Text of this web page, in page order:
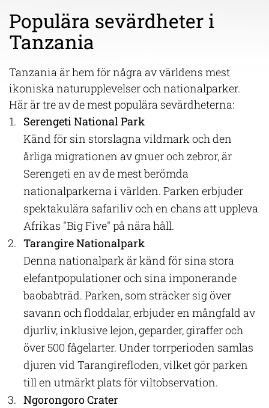
Populära sevärdheter i
Tanzania
Tanzania är hem för några av världens mest
ikoniska naturupplevelser och nationalparker.
Här är tre av de mest populära sevärdheterna:
Serengeti National Park
Känd för sin storslagna vildmark och den
årliga migrationen av gnuer och zebror, är
Serengeti en av de mest berömda
nationalparkerna i världen. Parken erbjuder
spektakulära safariliv och en chans att uppleva
Afrikas "Big Five" på nära håll.
Tarangire Nationalpark
Denna nationalpark är känd för sina stora
elefantpopulationer och sina imponerande
baobabträd. Parken, som sträcker sig över
savann och floddalar, erbjuder en mångfald av
djurliv, inklusive lejon, geparder, giraffer och
över 500 fågelarter. Under torrperioden samlas
djuren vid Tarangirefloden, vilket gör parken
till en utmärkt plats för viltobservation.
Ngorongoro Crater